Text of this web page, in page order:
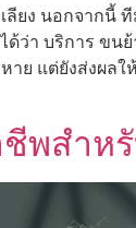
ยง นอกจากนี้
ด้ว่า บริการ
ย แต่ยังส่งผล
พสำห